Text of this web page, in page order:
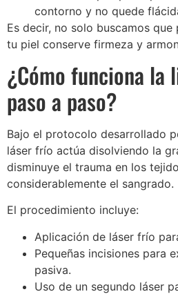
contorno y no quede
Es decir, no solo buscamos
tu piel conserve firmeza y
¿Cómo funciona la
paso a paso?
Bajo el protocolo desarrollado
láser frío actúa disolviendo la
disminuye el trauma en los
considerablemente el sangrado.
El procedimiento incluye:
Aplicación de láser frío
Pequeñas incisiones para
pasiva.
Uso de un segundo láser